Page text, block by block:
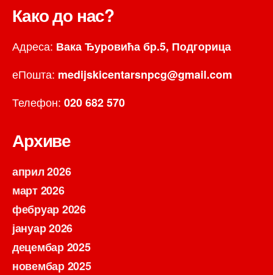
Како до нас?
Адреса: Вака Ђуровића бр.5, Подгорица
еПошта: medijskicentarsnpcg@gmail.com
Телефон: 020 682 570
Архиве
април 2026
март 2026
фебруар 2026
јануар 2026
децембар 2025
новембар 2025